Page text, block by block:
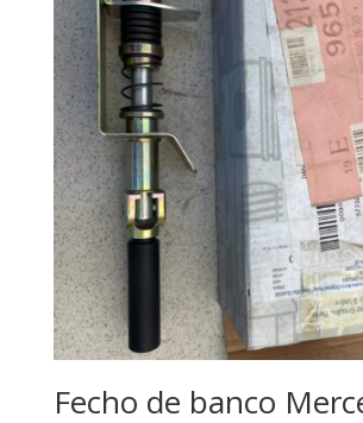
Fecho de banco